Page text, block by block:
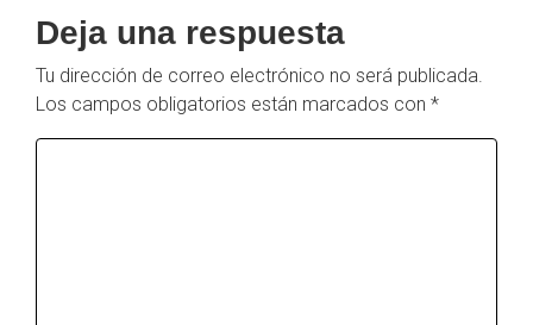
Deja una respuesta
Tu dirección de correo electrónico no será publicada.
Los campos obligatorios están marcados con *